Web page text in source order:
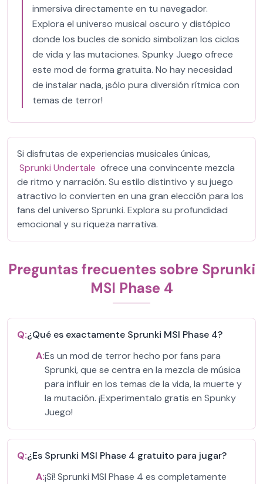
inmersiva directamente en tu navegador.
Explora el universo musical oscuro y distópico
donde los bucles de sonido simbolizan los ciclos
de vida y las mutaciones. Spunky Juego ofrece
este mod de forma gratuita. No hay necesidad
de instalar nada, ¡sólo pura diversión rítmica con
temas de terror!
Si disfrutas de experiencias musicales únicas,
Sprunki Undertale ofrece una convincente mezcla
de ritmo y narración. Su estilo distintivo y su juego
atractivo lo convierten en una gran elección para los
fans del universo Sprunki. Explora su profundidad
emocional y su riqueza narrativa.
Preguntas frecuentes sobre Sprunki
MSI Phase 4
Q:¿Qué es exactamente Sprunki MSI Phase 4?
A:Es un mod de terror hecho por fans para
Sprunki, que se centra en la mezcla de música
para influir en los temas de la vida, la muerte y
la mutación. ¡Experimentalo gratis en Spunky
Juego!
Q:¿Es Sprunki MSI Phase 4 gratuito para jugar?
A:¡Sí! Sprunki MSI Phase 4 es completamente